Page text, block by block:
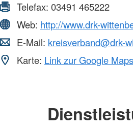
Telefax: 03491 465222
Web: http://www.drk-
E-Mail: kreisverband@drk-
Karte: Link zur Google